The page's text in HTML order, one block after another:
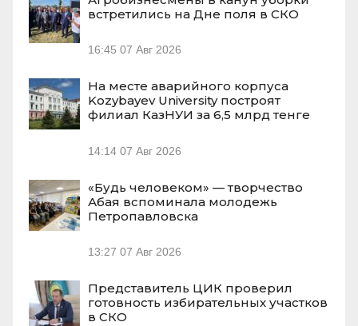
встретились на Дне поля в СКО
16:45 07 Авг 2026
На месте аварийного корпуса
Kozybayev University построят
филиал КазНУИ за 6,5 млрд тенге
14:14 07 Авг 2026
«Будь человеком» — творчество
Абая вспоминала молодежь
Петропавловска
13:27 07 Авг 2026
Представитель ЦИК проверил
готовность избирательных участков
в СКО